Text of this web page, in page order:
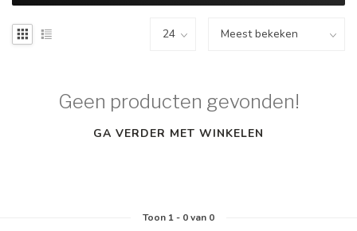
Geen producten gevonden!
GA VERDER MET WINKELEN
Toon 1- 0van 0